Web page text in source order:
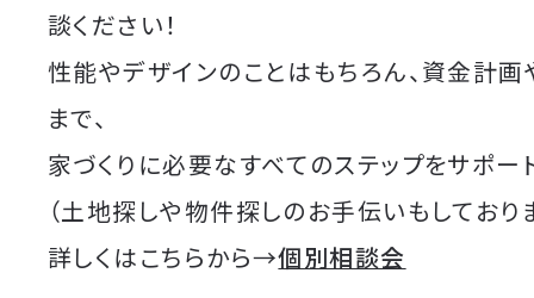
談ください！
性能やデザインのことはもちろん、資金計
まで、
家づくりに必要なすべてのステップをサポー
（土地探しや物件探しのお手伝いもしており
詳しくはこちらから→個別相談会